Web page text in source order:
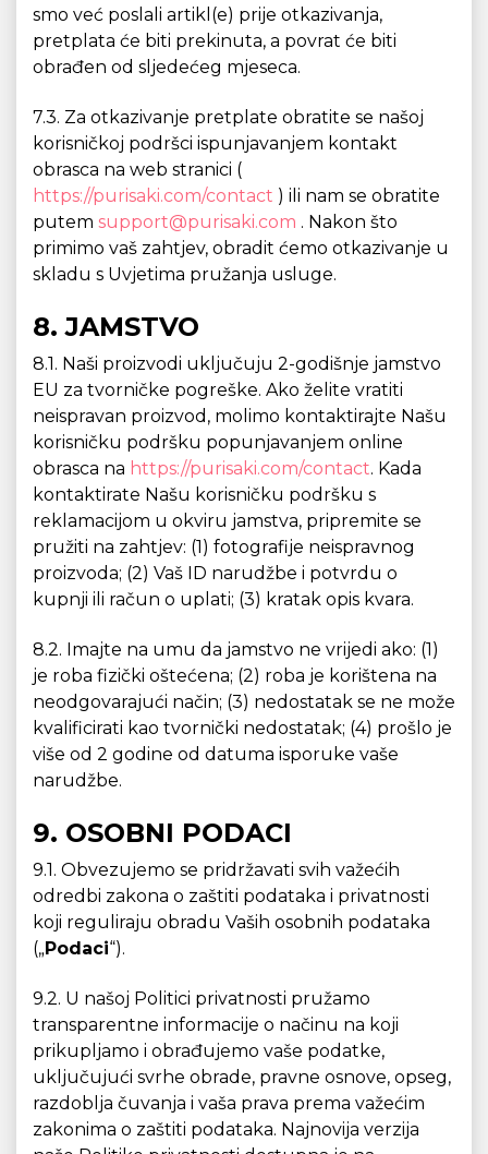
smo već poslali artikl(e) prije otkazivanja,
pretplata će biti prekinuta, a povrat će biti
obrađen od sljedećeg mjeseca.
7.3. Za otkazivanje pretplate obratite se našoj
korisničkoj podršci ispunjavanjem kontakt
obrasca na web stranici (
https://purisaki.com/contact ) ili nam se obratite
putem support@purisaki.com . Nakon što
primimo vaš zahtjev, obradit ćemo otkazivanje u
skladu s Uvjetima pružanja usluge.
8. JAMSTVO
8.1. Naši proizvodi uključuju 2-godišnje jamstvo
EU za tvorničke pogreške. Ako želite vratiti
neispravan proizvod, molimo kontaktirajte Našu
korisničku podršku popunjavanjem online
obrasca na https://purisaki.com/contact. Kada
kontaktirate Našu korisničku podršku s
reklamacijom u okviru jamstva, pripremite se
pružiti na zahtjev: (1) fotografije neispravnog
proizvoda; (2) Vaš ID narudžbe i potvrdu o
kupnji ili račun o uplati; (3) kratak opis kvara.
8.2. Imajte na umu da jamstvo ne vrijedi ako: (1)
je roba fizički oštećena; (2) roba je korištena na
neodgovarajući način; (3) nedostatak se ne može
kvalificirati kao tvornički nedostatak; (4) prošlo je
više od 2 godine od datuma isporuke vaše
narudžbe.
9. OSOBNI PODACI
9.1. Obvezujemo se pridržavati svih važećih
odredbi zakona o zaštiti podataka i privatnosti
koji reguliraju obradu Vaših osobnih podataka
(„Podaci“).
9.2. U našoj Politici privatnosti pružamo
transparentne informacije o načinu na koji
prikupljamo i obrađujemo vaše podatke,
uključujući svrhe obrade, pravne osnove, opseg,
razdoblja čuvanja i vaša prava prema važećim
zakonima o zaštiti podataka. Najnovija verzija